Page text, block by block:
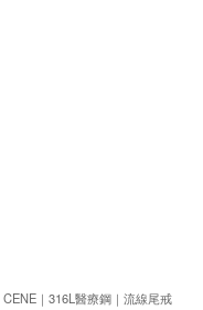
CENE｜316L醫療鋼｜流線尾戒